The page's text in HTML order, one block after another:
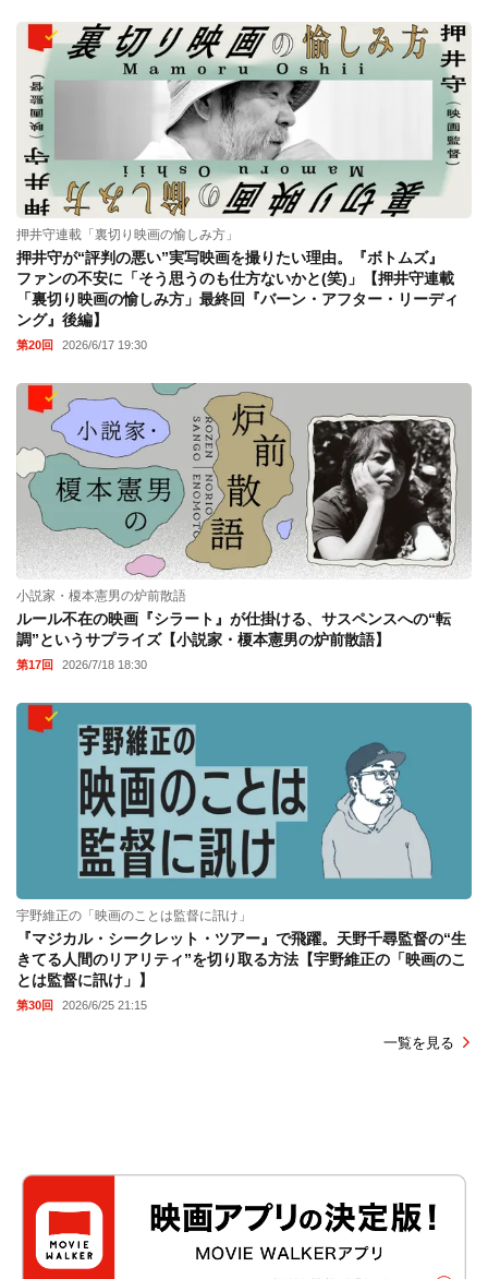
押井守連載「裏切り映画の愉しみ方」
押井守が“評判の悪い”実写映画を撮りたい理由。『ボトムズ』
ファンの不安に「そう思うのも仕方ないかと(笑)」【押井守連載
「裏切り映画の愉しみ方」最終回『バーン・アフター・リーディ
ング』後編】
第20回 2026/6/17 19:30
小説家・榎本憲男の炉前散語
ルール不在の映画『シラート』が仕掛ける、サスペンスへの“転
調”というサプライズ【小説家・榎本憲男の炉前散語】
第17回 2026/7/18 18:30
宇野維正の「映画のことは監督に訊け」
『マジカル・シークレット・ツアー』で飛躍。天野千尋監督の“生
きてる人間のリアリティ”を切り取る方法【宇野維正の「映画のこ
とは監督に訊け」】
第30回 2026/6/25 21:15
一覧を見る